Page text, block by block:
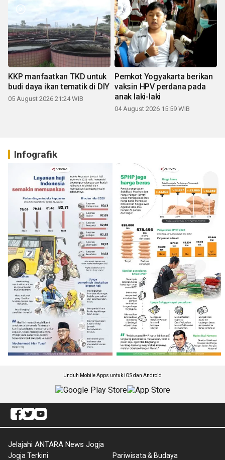
KKP manfaatkan TKD untuk
budi daya ikan tematik di DIY
05 August 2026 21:24 WIB
Pemkot Yogyakarta berikan
vaksin HPV perdana pada
anak laki-laki
04 August 2026 15:59 WIB
Infografik
Unduh Mobile Apps untuk iOS dan Android
Jelajahi ANTARA News Jogja
Jogja Terkini
Pariwisata & Budaya